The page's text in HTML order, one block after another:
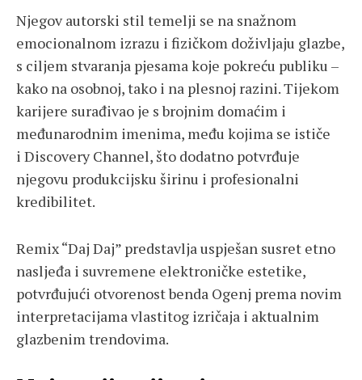
Njegov autorski stil temelji se na snažnom
emocionalnom izrazu i fizičkom doživljaju glazbe,
s ciljem stvaranja pjesama koje pokreću publiku –
kako na osobnoj, tako i na plesnoj razini. Tijekom
karijere surađivao je s brojnim domaćim i
međunarodnim imenima, među kojima se ističe
i Discovery Channel, što dodatno potvrđuje
njegovu produkcijsku širinu i profesionalni
kredibilitet.
Remix “Daj Daj” predstavlja uspješan susret etno
nasljeđa i suvremene elektroničke estetike,
potvrđujući otvorenost benda Ogenj prema novim
interpretacijama vlastitog izričaja i aktualnim
glazbenim trendovima.